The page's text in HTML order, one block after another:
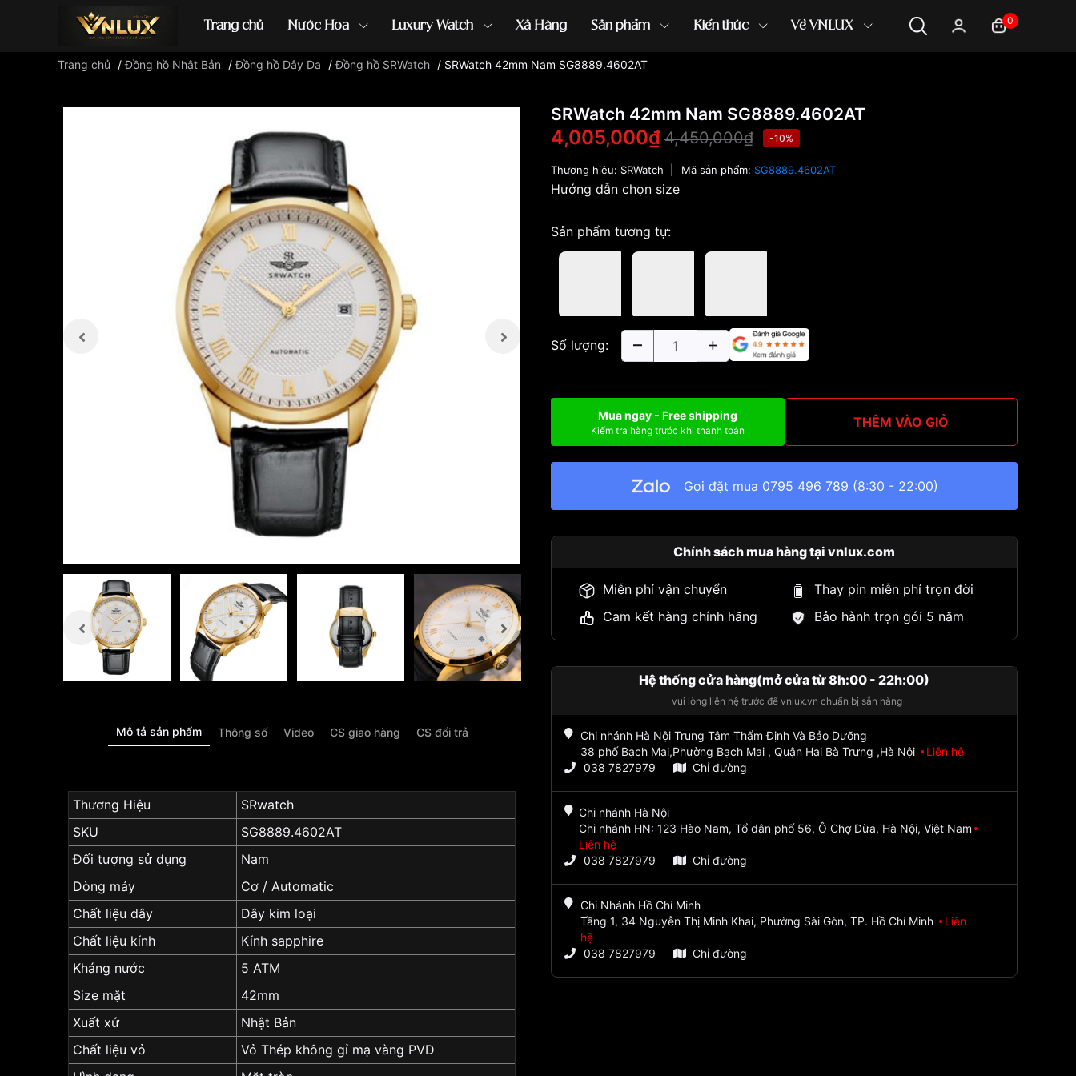
Trang chủ Nước Hoa Luxury Watch Xả Hàng Sản phẩm Kiến thức Về VNLUX 0
Đồng hồ casio đồng hồ G-Shock đồng hồ Orient ...
Trang chủ /Đồng hồ Nhật Bản /Đồng hồ Dây Da /Đồng hồ SRWatch / SRWatch 42mm Nam SG8889.4602AT
Mô tả sản phẩm Thông số Video CS giao hàng CS đổi trả
Thương Hiệu
SRwatch
SKU
SG8889.4602AT
Đối tượng sử dụng
Nam
Dòng máy
Cơ / Automatic
Chất liệu dây
Dây kim loại
Chất liệu kính
Kính sapphire
Kháng nước
5 ATM
Size mặt
42mm
Xuất xứ
Nhật Bản
Chất liệu vỏ
Vỏ Thép không gỉ mạ vàng PVD
SRWatch 42mm Nam SG8889.4602AT
4,005,000₫ 4,450,000₫ -10%
Thương hiệu: SRWatch Mã sản phẩm: SG8889.4602AT
Hướng dẫn chọn size
Sản phẩm tương tự:
Số lượng:
Mua ngay - Free shipping
Kiểm tra hàng trước khi thanh toán THÊM VÀO GIỎ
Gọi đặt mua 0795 496 789 (8:30 - 22:00)
Chính sách mua hàng tại vnlux.com
Miễn phí vận chuyển
Thay pin miễn phí trọn đời
Cam kết hàng chính hãng
Bảo hành trọn gói 5 năm
Hệ thống cửa hàng(mở cửa từ 8h:00 - 22h:00)
vui lòng liên hệ trước để vnlux.vn chuẩn bị sẵn hàng
Chi nhánh Hà Nội Trung Tâm Thẩm Định Và Bảo Dưỡng
38 phố Bạch Mai,Phường Bạch Mai , Quận Hai Bà Trưng ,Hà Nội
Liên hệ
038 7827979
Chỉ đường
Chi nhánh Hà Nội
Chi nhánh HN: 123 Hào Nam, Tổ dân phố 56, Ô Chợ Dừa, Hà Nội, Việt Nam
Liên hệ
038 7827979
Chỉ đường
Chi Nhánh Hồ Chí Minh
Tầng 1, 34 Nguyễn Thị Minh Khai, Phường Sài Gòn, TP. Hồ Chí Minh
Liên
hệ
038 7827979
Chỉ đường